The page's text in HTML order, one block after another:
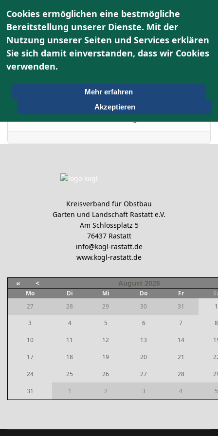
Terminkalender
Montag, 06. Oktober
Kreisverband für Obstbau
Garten und Landschaft Rastatt e.V.
Am Schlossplatz 5
76437 Rastatt
info@kogl-rastatt.de
www.kogl-rastatt.de
« < August 2026
Mo Di Mi Do Fr
27
28 29 30 31
1
3
4 5 6 7 8
10 11 12 13 14
17 18 19 20 21
24 25 26 27 28
31 1 2 3 4 5
Cookies ermöglichen eine bestmögliche
Bereitstellung unserer Dienste. Mit der
Nutzung unserer Seiten und Services erklären
Sie sich damit einverstanden, dass wir Cookies
verwenden.
Mehr erfahren
Akzeptieren